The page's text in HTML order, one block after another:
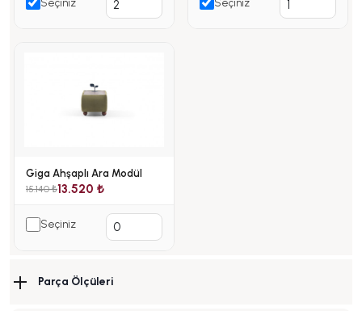
Seçiniz Seçiniz
Giga Ahşaplı Ara Modül
15.140 ₺13.520 ₺
Seçiniz
Parça Ölçüleri